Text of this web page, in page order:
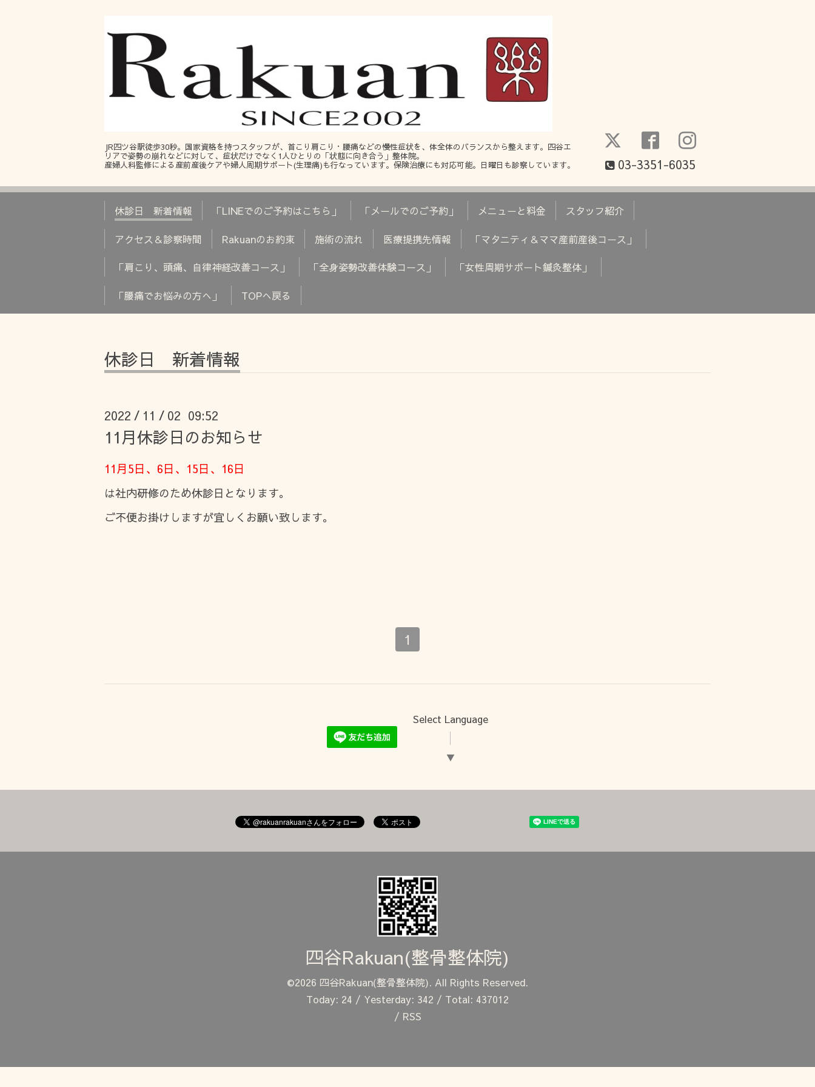
JR四ツ谷駅徒歩30秒。国家資格を持つスタッフが、首こり肩こり・腰痛などの慢性症状を、体全体のバランスから整えます。四谷エ
リアで姿勢の崩れなどに対して、症状だけでなく1人ひとりの「状態に向き合う」整体院。
産婦人科監修による産前産後ケアや婦人周期サポート(生理痛)も行なっています。保険治療にも対応可能。日曜日も診察しています。
03-3351-6035
休診日 新着情報 「LINEでのご予約はこちら」 「メールでのご予約」 メニューと料金 スタッフ紹介
アクセス＆診察時間 Rakuanのお約束 施術の流れ 医療提携先情報 「マタニティ＆ママ産前産後コース」
「肩こり、頭痛、自律神経改善コース」 「全身姿勢改善体験コース」 「女性周期サポート鍼灸整体」
「腰痛でお悩みの方へ」 TOPへ戻る
休診日 新着情報
2022 / 11 / 02 09:52
11月休診日のお知らせ
11月5日、6日、15日、16日
は社内研修のため休診日となります。
ご不便お掛けしますが宜しくお願い致します。
1
Select Language
▼
四谷Rakuan(整骨整体院)
©2026 四谷Rakuan(整骨整体院). All Rights Reserved.
Today: 24 / Yesterday: 342 / Total: 437012
/ RSS